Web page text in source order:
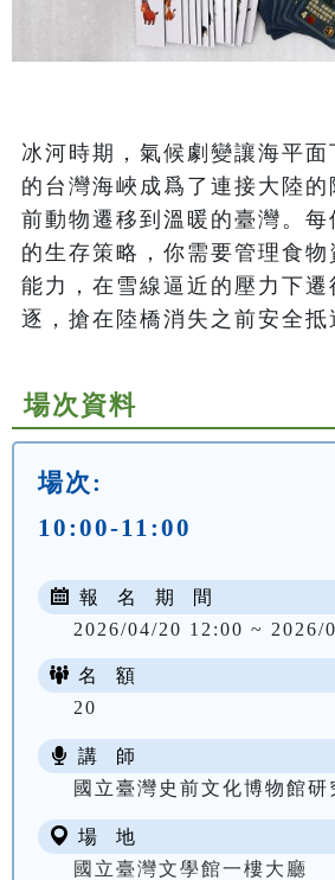
冰河時期，氣候劇變讓海平
的台灣海峽成爲了連接大陸的
前動物遷移到溫暖的臺灣。
的生存策略，你需要管理食物
能力，在雪線逼近的壓力下遷
逐，搶在陸橋消失之前安全抵
場次資料
場次:
10:00-11:00
報 名 期 間
2026/04/20 12:00 ~ 2026/
名 額
20
講 師
國立臺灣史前文化博物館研
場 地
國立臺灣文學館一樓大廳